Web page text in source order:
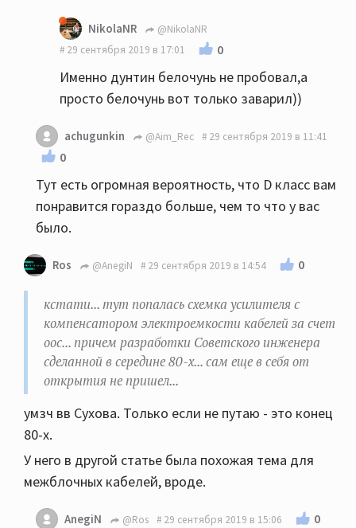
NikolaNR
@NikolaNR
29 сентября 2019 в 17:01
0
Именно дунтин белочунь не пробовал,а
просто белочунь вот только заварил))
achugunkin @Aim_Rec 29 сентября 2019 в 11:41
0
Тут есть огромная вероятность, что D класс вам
понравится гораздо больше, чем то что у вас
было.
Ros @AnegiN 29 сентября 2019 в 14:54 0
кстати... тут попалась схемка усилителя с
компенсатором электроемкости кабелей за счет
оос... причем разработки Советского инженера
сделанной в середине 80-х... сам еще в себя от
открытия не пришел...
умзч вв Сухова. Только если не путаю - это конец
80-х.
У него в другой статье была похожая тема для
межблочных кабелей, вроде.
AnegiN @Ros 29 сентября 2019 в 15:06 0